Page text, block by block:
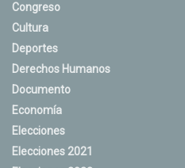
Congreso
Cultura
Deportes
Derechos Humanos
Documento
Economía
Elecciones
Elecciones 2021